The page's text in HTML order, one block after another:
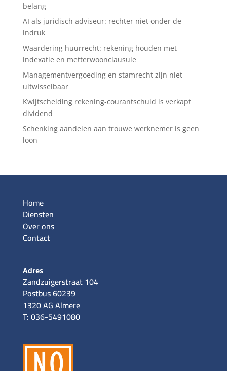
belang
AI als juridisch adviseur: rechter niet onder de
indruk
Waardering huurrecht: rekening houden met
indexatie en metterwoonclausule
Managementvergoeding en stamrecht zijn niet
uitwisselbaar
Kwijtschelding rekening-courantschuld is verkapt
dividend
Schenking aandelen aan trouwe werknemer is geen
loon
Home
Diensten
Over ons
Contact
Adres
Zandzuigerstraat 104
Postbus 60239
1320 AG Almere
T: 036-5491080